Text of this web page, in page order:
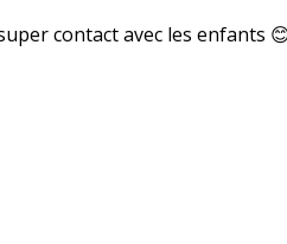
contact avec les enfants